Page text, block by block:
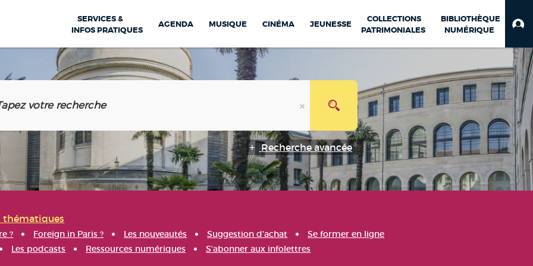
SERVICES &
INFOS PRATIQUES
AGENDA MUSIQUE CINÉMA JEUNESSE
COLLECTIONS
PATRIMONIALES
BIBLIOTHÈQUE
NUMÉRIQUE
Recherche avancée
thématiques
? Foreign in Paris ? Les nouveautés Suggestion d'achat
Se former en ligne
Les podcasts Ressources numériques S'abonner aux infolettres